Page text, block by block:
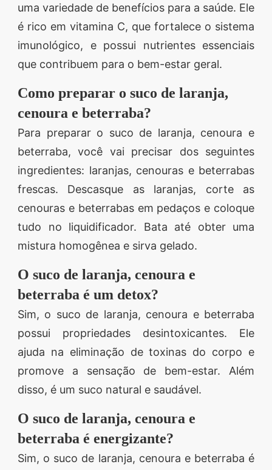
uma variedade de benefícios para a saúde. Ele
é rico em vitamina C, que fortalece o sistema
imunológico, e possui nutrientes essenciais
que contribuem para o bem-estar geral.
Como preparar o suco de laranja,
cenoura e beterraba?
Para preparar o suco de laranja, cenoura e
beterraba, você vai precisar dos seguintes
ingredientes: laranjas, cenouras e beterrabas
frescas. Descasque as laranjas, corte as
cenouras e beterrabas em pedaços e coloque
tudo no liquidificador. Bata até obter uma
mistura homogênea e sirva gelado.
O suco de laranja, cenoura e
beterraba é um detox?
Sim, o suco de laranja, cenoura e beterraba
possui propriedades desintoxicantes. Ele
ajuda na eliminação de toxinas do corpo e
promove a sensação de bem-estar. Além
disso, é um suco natural e saudável.
O suco de laranja, cenoura e
beterraba é energizante?
Sim, o suco de laranja, cenoura e beterraba é